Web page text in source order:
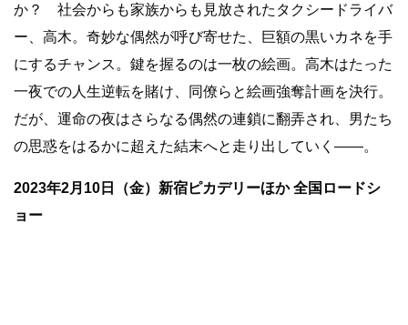
か？ 社会からも家族からも見放されたタクシードライバ
ー、高木。奇妙な偶然が呼び寄せた、巨額の黒いカネを手
にするチャンス。鍵を握るのは一枚の絵画。高木はたった
一夜での人生逆転を賭け、同僚らと絵画強奪計画を決行。
だが、運命の夜はさらなる偶然の連鎖に翻弄され、男たち
の思惑をはるかに超えた結末へと走り出していく――。
2023年2月10日（金）新宿ピカデリーほか 全国ロードシ
ョー